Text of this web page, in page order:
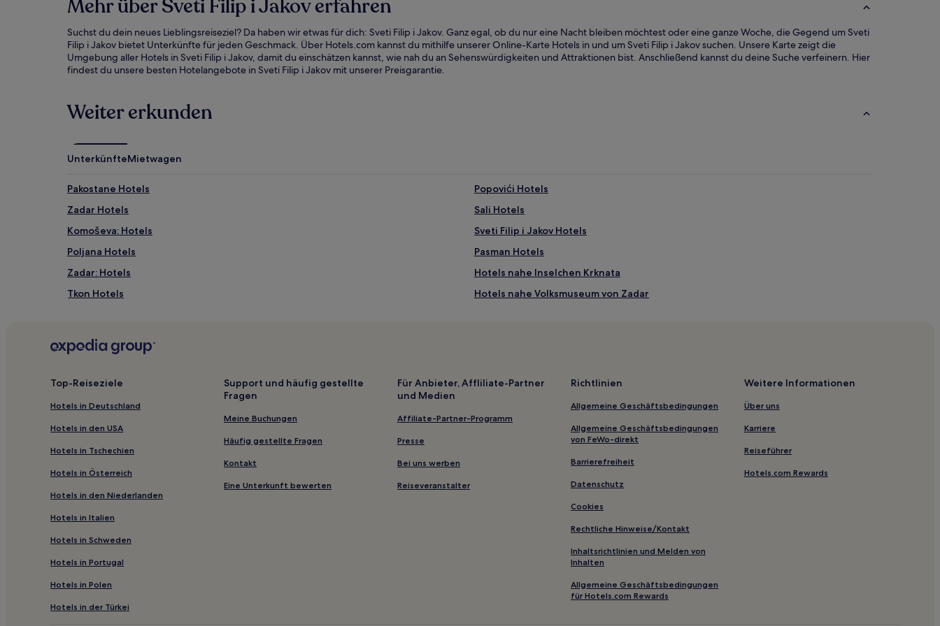
Mehr über Sveti Filip i Jakov erfahren
Suchst du dein neues Lieblingsreiseziel? Da haben wir etwas für dich: Sveti Filip i Jakov. Ganz egal, ob du nur eine Nacht bleiben möchtest oder eine ganze Woche, die Gegend um Sveti
Filip i Jakov bietet Unterkünfte für jeden Geschmack. Über Hotels.com kannst du mithilfe unserer Online-Karte Hotels in und um Sveti Filip i Jakov suchen. Unsere Karte zeigt die
Umgebung aller Hotels in Sveti Filip i Jakov, damit du einschätzen kannst, wie nah du an Sehenswürdigkeiten und Attraktionen bist. Anschließend kannst du deine Suche verfeinern. Hier
findest du unsere besten Hotelangebote in Sveti Filip i Jakov mit unserer Preisgarantie.
Weiter erkunden
UnterkünfteMietwagen
Pakostane Hotels
Popovići Hotels
Zadar Hotels
Sali Hotels
Komoševa: Hotels
Sveti Filip i Jakov Hotels
Poljana Hotels
Pasman Hotels
Zadar: Hotels
Hotels nahe Inselchen Krknata
Tkon Hotels
Hotels nahe Volksmuseum von Zadar
Benkovac Hotels
Biograd na Moru Hotels
Policnik Hotels
Gasthäuser in Strand von Kolovare
Ferienwohnungen in Altstadt von Zadar
Gasthäuser in Altstadt von Zadar
Ferienwohnungen in Pakostane
Ferienwohnungen in Biograd na Moru
Gasthäuser in Zadar
Familien in Zadar
Hotels mit Parkplatz in Zadar
Hotels mit Pool in Zadar
Hotels mit Parkplatz in Bibinje
Günstige in Bibinje
Haustierfreundliche in Bibinje
Familien in Pakostane
Haustierfreundliche in Pakostane
Strand in Preko
Top-Reiseziele
Hotels in Deutschland
Hotels in den USA
Hotels in Tschechien
Hotels in Österreich
Hotels in den Niederlanden
Hotels in Italien
Hotels in Schweden
Hotels in Portugal
Hotels in Polen
Hotels in der Türkei
Support und häufig gestellte
Fragen
Meine Buchungen
Häufig gestellte Fragen
Kontakt
Eine Unterkunft bewerten
Für Anbieter, Affliliate-Partner
und Medien
Affiliate-Partner-Programm
Presse
Bei uns werben
Reiseveranstalter
Richtlinien
Allgemeine Geschäftsbedingungen
Allgemeine Geschäftsbedingungen
von FeWo-direkt
Barrierefreiheit
Datenschutz
Cookies
Rechtliche Hinweise/Kontakt
Inhaltsrichtlinien und Melden von
Inhalten
Allgemeine Geschäftsbedingungen
für Hotels.com Rewards
Weitere Informationen
Über uns
Karriere
Reiseführer
Hotels.com Rewards